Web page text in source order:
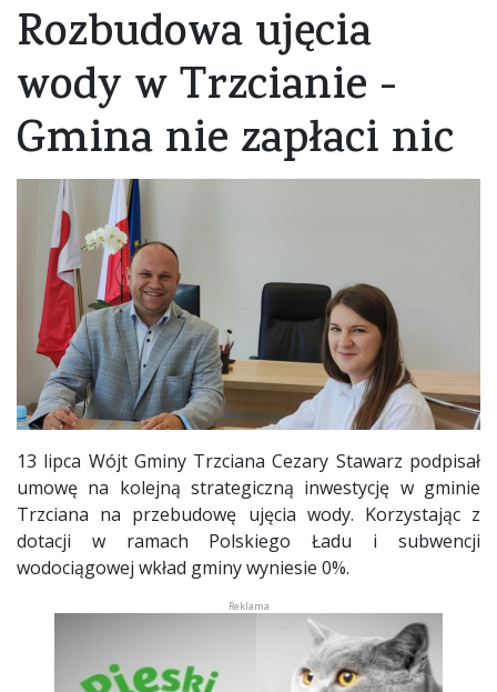
Rozbudowa ujęcia
wody w Trzcianie -
Gmina nie zapłaci nic
13 lipca Wójt Gminy Trzciana Cezary Stawarz podpisał
umowę na kolejną strategiczną inwestycję w gminie
Trzciana na przebudowę ujęcia wody. Korzystając z
dotacji w ramach Polskiego Ładu i subwencji
wodociągowej wkład gminy wyniesie 0%.